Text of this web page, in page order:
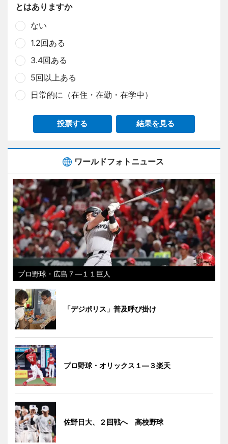
とはありますか
ない
1.2回ある
3.4回ある
5回以上ある
日常的に（在住・在勤・在学中）
投票する 結果を見る
ワールドフォトニュース
プロ野球・広島７―１１巨人
「デジポリス」普及呼び掛け
プロ野球・オリックス１―３楽天
佐野日大、２回戦へ 高校野球